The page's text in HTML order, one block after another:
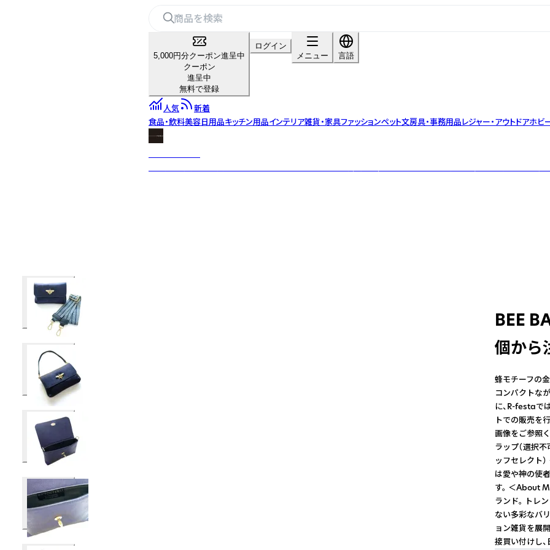
5,000円分クーポン進呈中
クーポン
進呈中
無料で登録
ログイン
メニュー
言語
人気
新着
食品・飲料美容日用品キッチン用品インテリア雑貨・家具ファッションペット文房具・事務用品レジャー・アウトドアホビ
BEE
個から
蜂モチーフの
コンパクトな
に、R-festaで
トでの販売を
画像をご参照
ラップ（選択
ッフセレクト
は愛や神の使
す。 ＜About
ランド。 トレ
ない多彩なバ
ョン雑貨を展
接買い付けし